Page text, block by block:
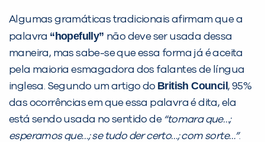
Algumas gramáticas tradicionais afirmam que a
palavra “hopefully” não deve ser usada dessa
maneira, mas sabe-se que essa forma já é aceita
pela maioria esmagadora dos falantes de língua
inglesa. Segundo um artigo do British Council, 95%
das ocorrências em que essa palavra é dita, ela
está sendo usada no sentido de “tomara que…;
esperamos que…; se tudo der certo…; com sorte…”.